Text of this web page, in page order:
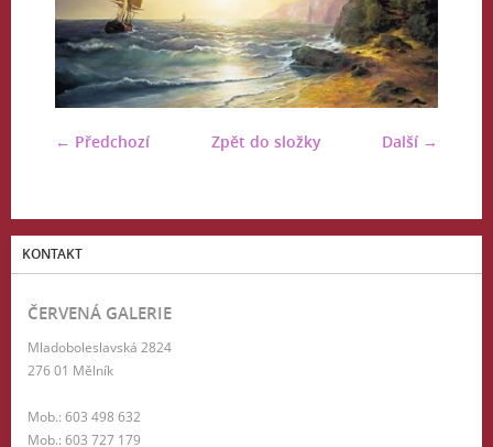
← Předchozí Další →
Zpět do složky
KONTAKT
ČERVENÁ GALERIE
Mladoboleslavská 2824
276 01 Mělník
Mob.: 603 498 632
Mob.: 603 727 179